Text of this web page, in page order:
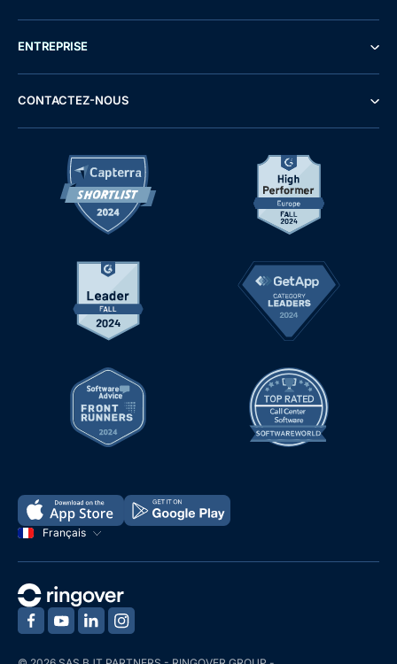
Français
ENTREPRISE
CONTACTEZ-NOUS